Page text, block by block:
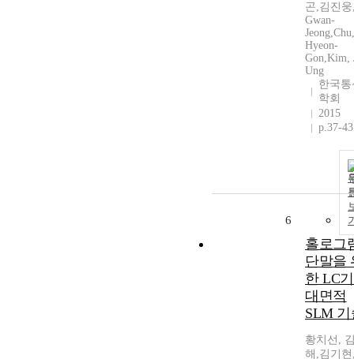
곤,김진
Gwan-
Jeong,Chu,
Hyeon-
Gon,Kim,
Ung
한국통
학회
2015
p.37-43
6
홀로그
단말을
한 LC
대면적
SLM 기
황치선,
해,김기